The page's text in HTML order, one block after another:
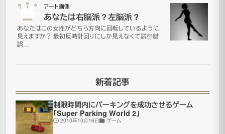
段
大
し
人
が、
車
05 アート画像
あなたは右脳派？左脳派？
あなたはこの女性がどちら方向に回転しているように
見えますか？ 最初反時計回りにしか見えなくて試行錯
誤…
新着記事
制限時間内にパーキングを成功させるゲーム
「Super Parking World 2」
2010年10月16日 ゲーム